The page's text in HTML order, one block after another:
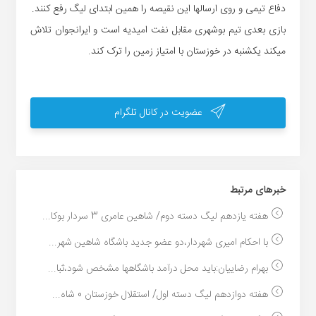
دفاع تیمی و روی ارسالها این نقیصه را همین ابتدای لیگ رفع کنند.
بازی بعدی تیم بوشهری مقابل نفت امیدیه است و ایرانجوان تلاش
میکند یکشنبه در خوزستان با امتیاز زمین را ترک کند.
عضویت در کانال تلگرام
خبر‌های مرتبط
هفته یازدهم لیگ دسته دوم/ شاهین عامری 3 سردار بوکا...
با احکام امیری شهردار،دو عضو جدید باشگاه شاهین شهر...
بهرام رضاییان:باید محل درآمد باشگاهها مشخص شود،ثبا...
هفته دوازدهم لیگ دسته اول/ استقلال خوزستان 0 شاه...